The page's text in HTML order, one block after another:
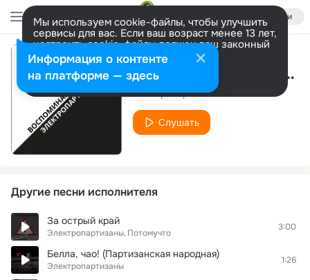
Войти
Мы используем cookie-файлы, чтобы улучшить
сервисы для вас. Если ваш возраст менее 13 лет,
настроить cookie-файлы должен ваш законный
представитель. Больше информации
Разрешить все Настроить Последний поезд в Нюрнберг
Электропартизаны
Слушать
Другие песни исполнителя
За острый край
Электропартизаны Потомучто
3:00
Белла, чао! (Партизанская народная)
Электропартизаны
1:26
Информация о контенте
на платформе — здесь